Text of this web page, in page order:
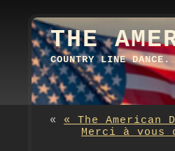
THE
COUNTRY LINE
« « The
Merci à vous